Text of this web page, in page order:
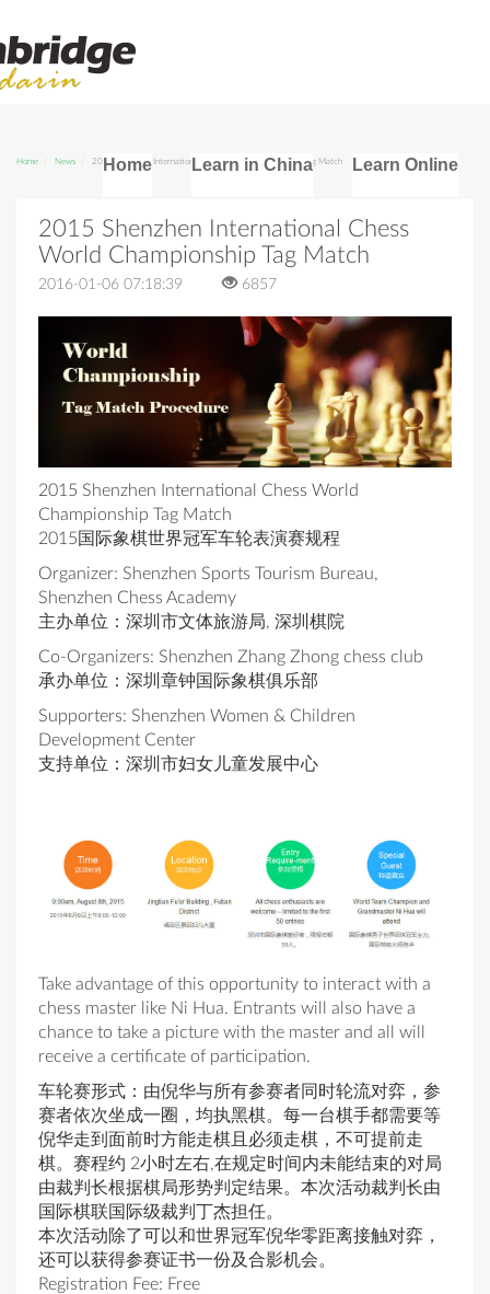
Home Learn in China Learn Online
Home News 2015 Shenzhen International Chess World Championship Tag Match
2015 Shenzhen International Chess
World Championship Tag Match
2016-01-06 07:18:39 6857
2015 Shenzhen International Chess World
Championship Tag Match
2015国际象棋世界冠军车轮表演赛规程
Organizer: Shenzhen Sports Tourism Bureau,
Shenzhen Chess Academy
主办单位：深圳市文体旅游局, 深圳棋院
Co-Organizers: Shenzhen Zhang Zhong chess club
承办单位：深圳章钟国际象棋俱乐部
Supporters: Shenzhen Women & Children
Development Center
支持单位：深圳市妇女儿童发展中心
Take advantage of this opportunity to interact with a
chess master like Ni Hua. Entrants will also have a
chance to take a picture with the master and all will
receive a certificate of participation.
车轮赛形式：由倪华与所有参赛者同时轮流对弈，参
赛者依次坐成一圈，均执黑棋。每一台棋手都需要等
倪华走到面前时方能走棋且必须走棋，不可提前走
棋。赛程约 2小时左右,在规定时间内未能结束的对局
由裁判长根据棋局形势判定结果。本次活动裁判长由
国际棋联国际级裁判丁杰担任。
本次活动除了可以和世界冠军倪华零距离接触对弈，
还可以获得参赛证书一份及合影机会。
Registration Fee: Free